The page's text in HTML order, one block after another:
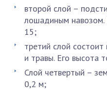
второй слой –
лошадиным навозом.
15;
третий слой
и травы. Его высота
Слой четвертый –
0,2 м;